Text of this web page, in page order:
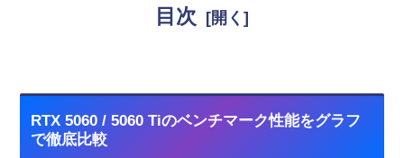
目次
RTX 5060 / 5060 Tiのベンチマーク性能をグラフ
で徹底比較